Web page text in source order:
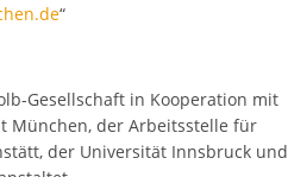
“
Gesellschaft in Kooperation mit
München, der Arbeitsstelle für
der Universität Innsbruck und